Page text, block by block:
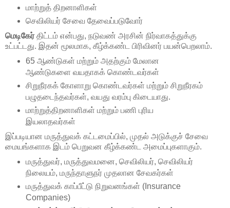
மாற்றுத் திறனாளிகள்
செவிலியர் சேவை தேவைப்படுவோர்
மெடிகேர்திட்டம் என்பது, நடுவண் அரசின் நிர்வாகத்துக்கு
உட்பட்டது. இதன் மூலமாக, கீழ்க்கண்ட பிரிவினர் பயன்பெறலாம்.
65 ஆண்டுகள் மற்றும் அதற்கும் மேலான
ஆண்டுகளை வயதாகக் கொண்டவர்கள்
சிறுநீரகக் கோளாறு கொண்டவர்கள் மற்றும் சிறுநீரகம்
பழுதடைந்தவர்கள், வயது வரம்பு கிடையாது.
மாற்றுத்திறனாளிகள் மற்றும் பணி புரிய
இயலாதவர்கள்
இப்படியான மருத்துவக் கட்டமைப்பில், முதல் அடுக்குச் சேவை
மையங்களாக இடம் பெறுவன கீழ்க்கண்ட அமைப்புகளாகும்.
மருத்துவர், மருத்துவமனை, செவிலியர், செவிலியர்
நிலையம், மருந்தாளுநர் முதலான சேவகர்கள்
மருத்துவக் காப்பீட்டு நிறுவனங்கள் (Insurance
Companies)